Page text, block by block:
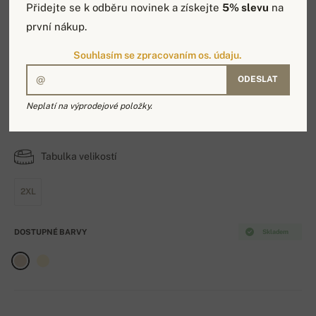
Taurus
Tabulka velikostí
2XL
Skladem
DOSTUPNÉ BARVY
Přidejte se k odběru novinek a získejte5% slevu na
první nákup.
Souhlasím se zpracovaním os. údaju.
ODESLAT
Neplatí na výprodejové položky.